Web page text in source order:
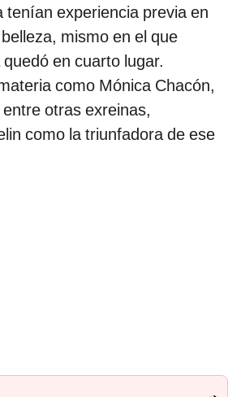
tenían experiencia previa en
mismo en el que
quedó en cuarto lugar.
como Mónica Chacón,
entre otras exreinas,
como la triunfadora de ese